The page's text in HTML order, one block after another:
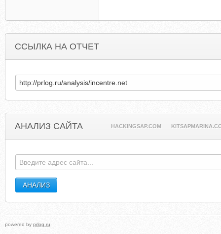
ССЫЛКА НА ОТЧЕТ
АНАЛИЗ САЙТА HACKINGSAP.COM
powered by prlog.ru